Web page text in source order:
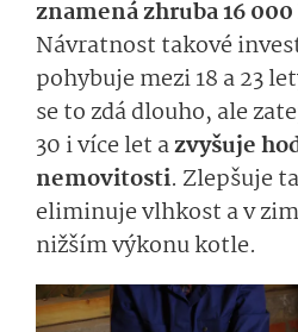
znamená zhruba 16
Návratnost takové
pohybuje mezi 18 a 23
se to zdá dlouho, ale
30 i více let azvyšuje
nemovitosti. Zlepšuje
eliminuje vlhkost a v
nižším výkonu kotle.